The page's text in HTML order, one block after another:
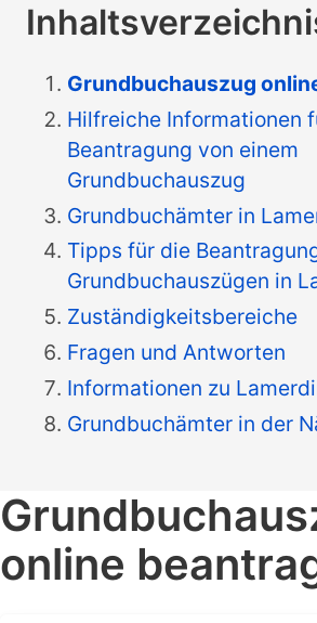
Grundbuchauszug
Hilfreiche Informationen
Beantragung von einem
Grundbuchauszug
Grundbuchämter in
Tipps für die
Grundbuchauszügen in
Zuständigkeitsbereiche
Fragen und Antworten
Informationen zu
Grundbuchämter in der
online